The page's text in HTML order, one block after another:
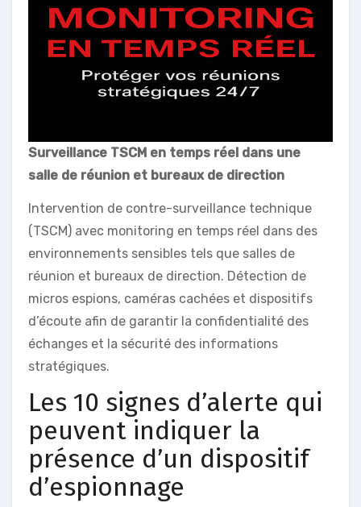
Surveillance TSCM en temps réel dans une
salle de réunion et bureaux de direction
Intervention de contre-surveillance technique
(TSCM) avec monitoring en temps réel dans des
environnements sensibles tels que salles de
réunion et bureaux de direction. Détection de
micros espions, caméras cachées et dispositifs
d’écoute afin de garantir la confidentialité des
échanges et la sécurité des informations
stratégiques.
Les 10 signes d’alerte qui
peuvent indiquer la
présence d’un dispositif
d’espionnage